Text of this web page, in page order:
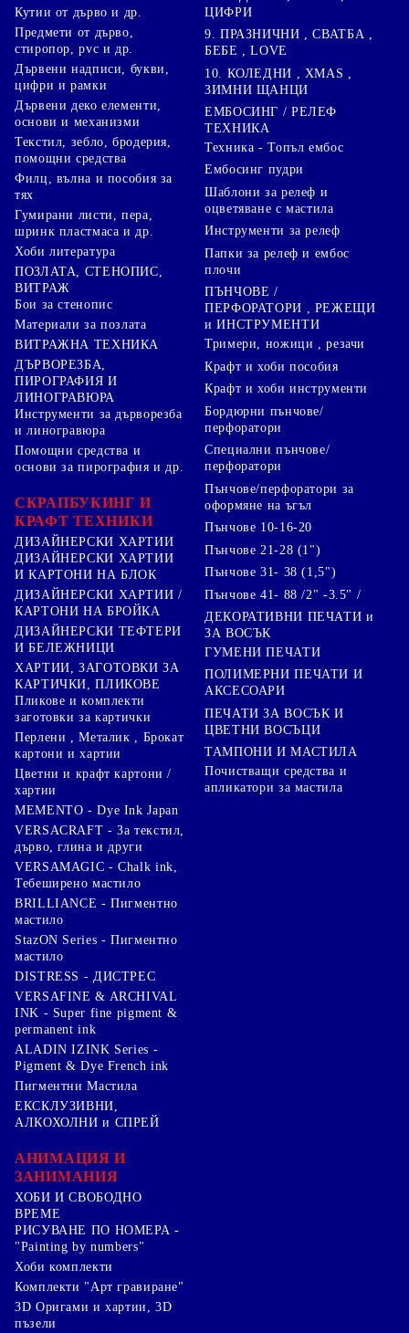
Кутии от дърво и др.
Предмети от дърво,
стиропор, pvc и др.
Дървени надписи, букви,
цифри и рамки
Дървени деко елементи,
основи и механизми
Текстил, зебло, бродерия,
помощни средства
Филц, вълна и пособия за
тях
Гумирани листи, пера,
шринк пластмаса и др.
Хоби литература
ПОЗЛАТА, СТЕНОПИС,
ВИТРАЖ
Бои за стенопис
Материали за позлата
ВИТРАЖНА ТЕХНИКА
ДЪРВОРЕЗБА,
ПИРОГРАФИЯ И
ЛИНОГРАВЮРА
Инструменти за дърворезба
и линогравюра
Помощни средства и
основи за пирография и др.
СКРАПБУКИНГ И
КРАФТ ТЕХНИКИ
ДИЗАЙНЕРСКИ ХАРТИИ
ДИЗАЙНЕРСКИ ХАРТИИ
И КАРТОНИ НА БЛОК
ДИЗАЙНЕРСКИ ХАРТИИ /
КАРТОНИ НА БРОЙКА
ДИЗАЙНЕРСКИ ТЕФТЕРИ
И БЕЛЕЖНИЦИ
ХАРТИИ, ЗАГОТОВКИ ЗА
КАРТИЧКИ, ПЛИКОВЕ
Пликове и комплекти
заготовки за картички
Перлени , Металик , Брокат
картони и хартии
Цветни и крафт картони /
хартии
ЦИФРИ
9. ПРАЗНИЧНИ , СВАТБА ,
БЕБЕ , LOVE
10. КОЛЕДНИ , XMAS ,
ЗИМНИ ЩАНЦИ
ЕМБОСИНГ / РЕЛЕФ
ТЕХНИКА
Техника - Топъл ембос
Ембосинг пудри
Шаблони за релеф и
оцветяване с мастила
Инструменти за релеф
Папки за релеф и ембос
плочи
ПЪНЧОВЕ /
ПЕРФОРАТОРИ , РЕЖЕЩИ
и ИНСТРУМЕНТИ
Тримери, ножици , резачи
Крафт и хоби пособия
Крафт и хоби инструменти
Бордюрни пънчове/
перфоратори
Специални пънчове/
перфоратори
Пънчове/перфоратори за
оформяне на ъгъл
Пънчове 10-16-20
Пънчове 21-28 (1")
Пънчове 31- 38 (1,5")
Пънчове 41- 88 /2" -3.5" /
ДЕКОРАТИВНИ ПЕЧАТИ и
ЗА ВОСЪК
ГУМЕНИ ПЕЧАТИ
ПОЛИМЕРНИ ПЕЧАТИ И
АКСЕСОАРИ
ПЕЧАТИ ЗА ВОСЪК И
ЦВЕТНИ ВОСЪЦИ
ТАМПОНИ И МАСТИЛА
Почистващи средства и
апликатори за мастила
MEMENTO - Dye Ink Japan
VERSACRAFT - За текстил,
дърво, глина и други
VERSAMAGIC - Chalk ink,
Тебеширено мастило
BRILLIANCE - Пигментно
мастило
StazON Series - Пигментно
мастило
DISTRESS - ДИСТРЕС
VERSAFINE & ARCHIVAL
INK - Super fine pigment &
permanent ink
ALADIN IZINK Series -
Pigment & Dye French ink
Пигментни Мастила
ЕКСКЛУЗИВНИ,
АЛКОХОЛНИ и СПРЕЙ
АНИМАЦИЯ И
ЗАНИМАНИЯ
ХОБИ И СВОБОДНО
ВРЕМЕ
РИСУВАНЕ ПО НОМЕРА -
"Painting by numbers"
Хоби комплекти
Комплекти "Арт гравиране"
3D Оригами и хартии, 3D
пъзели